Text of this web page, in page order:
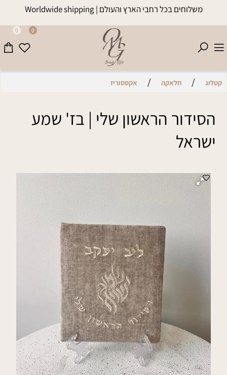
משלוחים בכל רחבי הארץ והעולם | Worldwide shipping
0 0
קטלוג / חלאקה / אקססוריז
הסידור הראשון שלי | בז' שמע
ישראל